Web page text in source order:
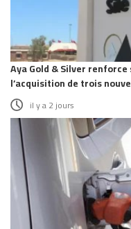
Aya Gold & Silver
l’acquisition de trois
il y a 2 jours